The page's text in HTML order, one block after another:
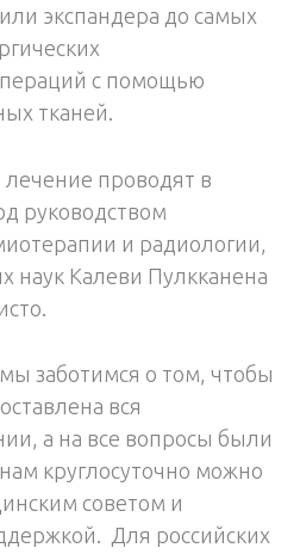
экспандера до самых
с помощью
тканей.
проводят в
руководством
и радиологии,
наук Калеви Пулкканена
заботимся о том, чтобы
вся
а на все вопросы были
круглосуточно можно
советом и
Для российских